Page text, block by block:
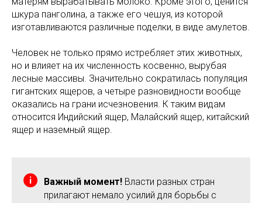
шкура панголина, а также его чешуя, из которой
изготавливаются различные поделки, в виде амулетов.
Человек не только прямо истребляет этих животных,
но и влияет на их численность косвенно, вырубая
лесные массивы. Значительно сократилась популяция
гигантских ящеров, а четыре разновидности вообще
оказались на грани исчезновения. К таким видам
относится Индийский ящер, Малайский ящер, китайский
ящер и наземный ящер.
Важный момент! Власти разных стран
прилагают немало усилий для борьбы с